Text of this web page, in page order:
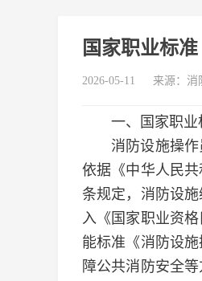
国家职业标
2026-05-11 来源： 消
一、国家职
消防设施操作员
依据《中华人民
条规定，消防设
入《国家职业资
能标准《消防设
障公共消防安全